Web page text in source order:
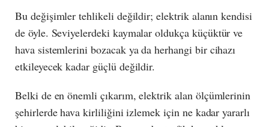
Bu değişimler tehlikeli değildir; elektrik alanın kendisi
de öyle. Seviyelerdeki kaymalar oldukça küçüktür ve
hava sistemlerini bozacak ya da herhangi bir cihazı
etkileyecek kadar güçlü değildir.
Belki de en önemli çıkarım, elektrik alan ölçümlerinin
şehirlerde hava kirliliğini izlemek için ne kadar yararlı